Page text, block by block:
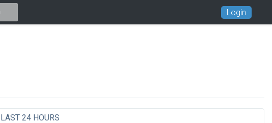
Login
LAST 24 HOURS